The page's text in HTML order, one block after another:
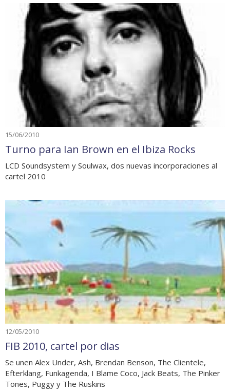
15/06/2010
Turno para Ian Brown en el Ibiza Rocks
LCD Soundsystem y Soulwax, dos nuevas incorporaciones al
cartel 2010
12/05/2010
FIB 2010, cartel por dias
Se unen Alex Under, Ash, Brendan Benson, The Clientele,
Efterklang, Funkagenda, I Blame Coco, Jack Beats, The Pinker
Tones, Puggy y The Ruskins